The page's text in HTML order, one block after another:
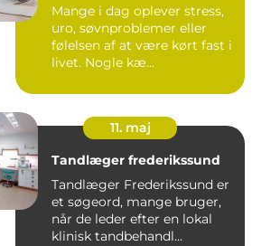
Mange i dag oplever stress,
uro, søvnproblemer eller
følelsen af at være kørt fast i
livet. Nogle kæ...
11. maj
Tandlæger frederikssund
Tandlæger Frederikssund er
et søgeord, mange bruger,
når de leder efter en lokal
klinisk tandbehandl...